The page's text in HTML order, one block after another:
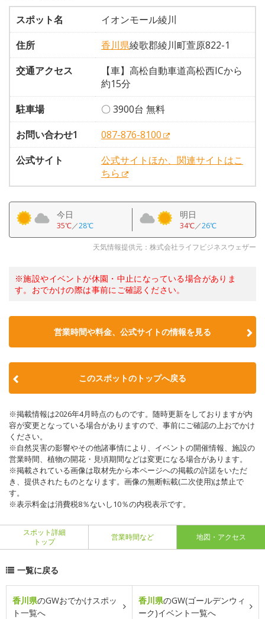
スポット名
イオンモール綾川
住所
香川県綾歌郡綾川町萱原822-1
交通アクセス
【車】高松自動車道高松西ICから
約15分
駐車場
〇 3900台 無料
お問い合わせ1
087-876-8100
公式サイト
公式サイトほか、関連サイトはこ
ちら
今日
35℃／28℃
明日
34℃／26℃
天気情報提供元：株式会社ライフビジネスウェザー
※施設やイベントが休園・中止になっている場合がありま
す。おでかけの際は事前にご確認ください。
営業時間や料金、公式サイトの情報を見る
このスポットのトップへ戻る
※掲載情報は2026年4月時点のものです。随時更新をしておりますが内
容が変更となっている場合がありますので、事前にご確認の上おでかけ
ください。
※自然災害の影響やその他諸事情により、イベントの開催情報、施設の
営業時間、植物の開花・見頃期間などは変更になる場合があります。
※掲載されている画像は取材先から本ページへの掲載の許諾をいただ
き、提供されたものとなります。画像の無断転載(二次使用)は禁止で
す。
※表示料金は消費税8％ないし10％の内税表示です。
スポット詳細
トップ
営業時間など 地図・アクセス
一覧に戻る
香川県のGWおでかけスポッ
ト一覧へ
香川県のGW(ゴールデンウィ
ーク)イベント一覧へ